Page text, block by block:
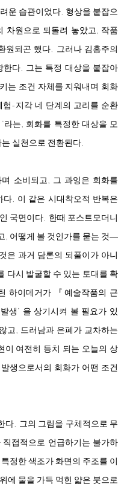
운 습관이었다. 형상을 붙잡으
차원으로 되돌려 놓았고, 작품
원되곤 했다. 그러나 김홍주의
한다. 그는 특정 대상을 붙잡아
는 조건 자체를 지워내며 회화
-지각 네 단계의 고리를 순환
라는, 회화를 특정한 대상을 모
실천으로 전환된다.
소비되고, 그 과잉은 회화를
. 이 같은 시대착오적 반복은
국면이다. 한때 포스트모더니
, 어떻게 볼 것인가를 묻는 것―
은 과거 담론의 되풀이가 아니
다시 발굴할 수 있는 토대를 확
하이데거가 『예술작품의 근
생’ 을 상기시켜 볼 필요가 있
고, 드러남과 은폐가 교차하는
이 여전히 등치 되는 오늘의 상
생으로서의 회화가 어떤 조건
다. 그의 그림을 구체적으로 무
접적으로 언급하기는 불가하
정한 색조가 화면의 주조를 이
에 물을 가득 먹힌 얇은 붓으로